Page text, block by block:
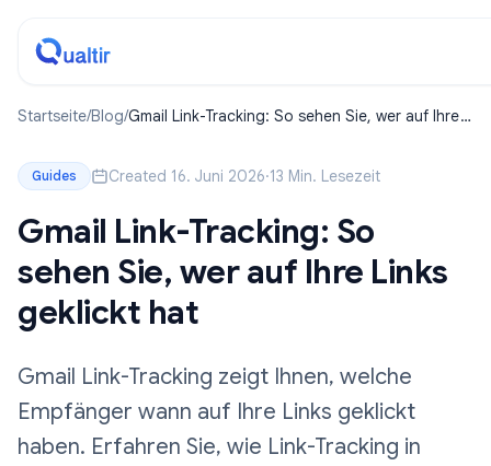
Startseite/Blog/Gmail Link-Tracking: So sehen Sie, wer auf Ihre
Guides Created 16. Juni 2026·13 Min. Lesezeit
Gmail Link-Tracking: So
sehen Sie, wer auf Ihre Links
geklickt hat
Gmail Link-Tracking zeigt Ihnen, welche
Empfänger wann auf Ihre Links geklickt
haben. Erfahren Sie, wie Link-Tracking in